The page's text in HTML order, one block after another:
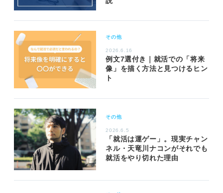
その他
2026.6.16
例文7選付き｜就活での「将来
像」を描く方法と見つけるヒン
ト
その他
2026.6.5
「就活は運ゲー」。現実チャン
ネル・天竜川ナコンがそれでも
就活をやり切れた理由